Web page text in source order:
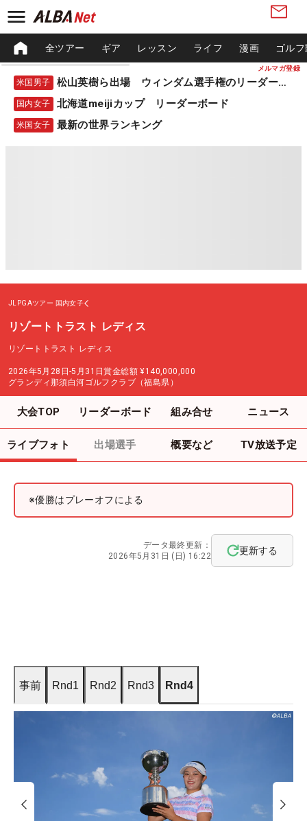
メルマガ登録
全ツアー ギア レッスン ライフ 漫画 ゴル
米国男子 松山英樹ら出場 ウィンダム選手権のリーダーボード
国内女子 北海道meijiカップ リーダーボード
米国女子 最新の世界ランキング
JLPGAツアー 国内女子
リゾートトラスト レディス
リゾートトラスト レディス
2026年5月28日-5月31日賞金総額 ¥140,000,000
グランディ那須白河ゴルフクラブ（福島県）
大会TOP リーダーボード 組み合せ ニュース
ライブフォト 出場選手 概要など TV放送予定
※優勝はプレーオフによる
データ最終更新：
2026年5月31日 (日) 16:22
更新する
事前 Rnd1 Rnd2 Rnd3 Rnd4